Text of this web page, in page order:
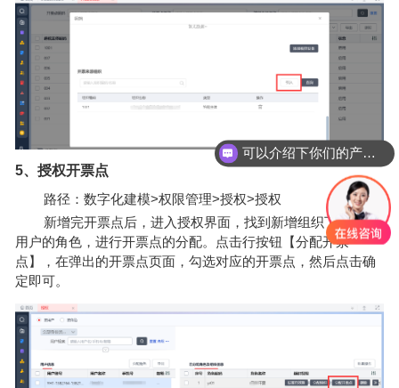
5、授权开票点
路径：数字化建模>权限管理>授权>授权
新增完开票点后，进入授权界面，找到新增组织下的开票
用户的角色，进行开票点的分配。点击行按钮【分配开票
点】，在弹出的开票点页面，勾选对应的开票点，然后点击确
定即可。
可以介绍下你们的产品么？